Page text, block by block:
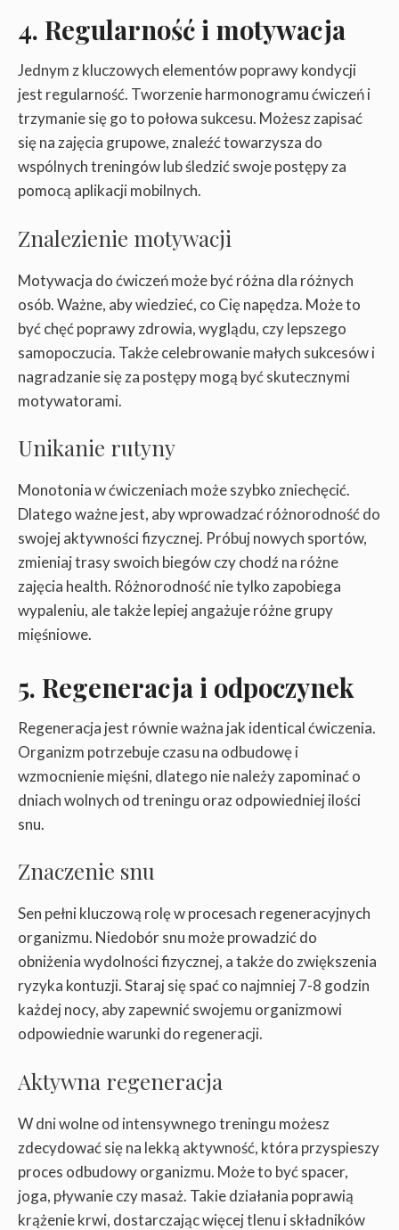
4. Regularność i motywacja
Jednym z kluczowych elementów poprawy kondycji
jest regularność. Tworzenie harmonogramu ćwiczeń i
trzymanie się go to połowa sukcesu. Możesz zapisać
się na zajęcia grupowe, znaleźć towarzysza do
wspólnych treningów lub śledzić swoje postępy za
pomocą aplikacji mobilnych.
Znalezienie motywacji
Motywacja do ćwiczeń może być różna dla różnych
osób. Ważne, aby wiedzieć, co Cię napędza. Może to
być chęć poprawy zdrowia, wyglądu, czy lepszego
samopoczucia. Także celebrowanie małych sukcesów i
nagradzanie się za postępy mogą być skutecznymi
motywatorami.
Unikanie rutyny
Monotonia w ćwiczeniach może szybko zniechęcić.
Dlatego ważne jest, aby wprowadzać różnorodność do
swojej aktywności fizycznej. Próbuj nowych sportów,
zmieniaj trasy swoich biegów czy chodź na różne
zajęcia health. Różnorodność nie tylko zapobiega
wypaleniu, ale także lepiej angażuje różne grupy
mięśniowe.
5. Regeneracja i odpoczynek
Regeneracja jest równie ważna jak identical ćwiczenia.
Organizm potrzebuje czasu na odbudowę i
wzmocnienie mięśni, dlatego nie należy zapominać o
dniach wolnych od treningu oraz odpowiedniej ilości
snu.
Znaczenie snu
Sen pełni kluczową rolę w procesach regeneracyjnych
organizmu. Niedobór snu może prowadzić do
obniżenia wydolności fizycznej, a także do zwiększenia
ryzyka kontuzji. Staraj się spać co najmniej 7-8 godzin
każdej nocy, aby zapewnić swojemu organizmowi
odpowiednie warunki do regeneracji.
Aktywna regeneracja
W dni wolne od intensywnego treningu możesz
zdecydować się na lekką aktywność, która przyspieszy
proces odbudowy organizmu. Może to być spacer,
joga, pływanie czy masaż. Takie działania poprawią
krążenie krwi, dostarczając więcej tlenu i składników